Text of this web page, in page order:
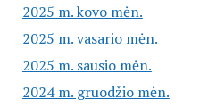
2025 m. kovo mėn.
2025 m. vasario mėn.
2025 m. sausio mėn.
2024 m. gruodžio mėn.